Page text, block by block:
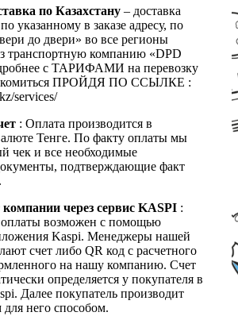
по Казахстану – доставка
указанному в заказе адресу, по
до двери» во все регионы
транспортную компанию «DPD
с ТАРИФАМИ на перевозку
ПРОЙДЯ ПО ССЫЛКЕ :
services/
: Оплата производится в
Тенге. По факту оплаты мы
чек и все необходимые
подтверждающие факт
через сервис KASPI :
возможен с помощью
Kaspi. Менеджеры нашей
счет либо QR код с расчетного
на нашу компанию. Счет
определяется у покупателя в
Далее покупатель производит
него способом.